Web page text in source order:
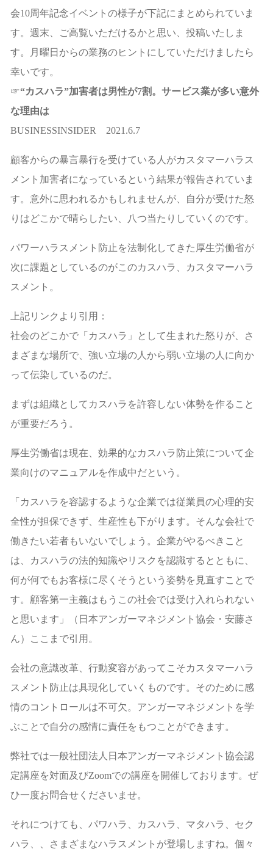
会10周年記念イベントの様子が下記にまとめられていま
す。週末、ご高覧いただけるかと思い、投稿いたしま
す。月曜日からの業務のヒントにしていただけましたら
幸いです。
☞“カスハラ”加害者は男性が7割。サービス業が多い意外
な理由は
BUSINESSINSIDER 2021.6.7
顧客からの暴言暴行を受けている人がカスタマーハラス
メント加害者になっているという結果が報告されていま
す。意外に思われるかもしれませんが、自分が受けた怒
りはどこかで晴らしたい、八つ当たりしていくのです。
パワーハラスメント防止を法制化してきた厚生労働省が
次に課題としているのがこのカスハラ、カスタマーハラ
スメント。
上記リンクより引用：
社会のどこかで「カスハラ」として生まれた怒りが、さ
まざまな場所で、強い立場の人から弱い立場の人に向か
って伝染しているのだ。
まずは組織としてカスハラを許容しない体勢を作ること
が重要だろう。
厚生労働省は現在、効果的なカスハラ防止策について企
業向けのマニュアルを作成中だという。
「カスハラを容認するような企業では従業員の心理的安
全性が担保できず、生産性も下がります。そんな会社で
働きたい若者もいないでしょう。企業がやるべきこと
は、カスハラの法的知識やリスクを認識するとともに、
何が何でもお客様に尽くそうという姿勢を見直すことで
す。顧客第一主義はもうこの社会では受け入れられない
と思います」（日本アンガーマネジメント協会・安藤さ
ん）ここまで引用。
会社の意識改革、行動変容があってこそカスタマーハラ
スメント防止は具現化していくものです。そのために感
情のコントロールは不可欠。アンガーマネジメントを学
ぶことで自分の感情に責任をもつことができます。
弊社では一般社団法人日本アンガーマネジメント協会認
定講座を対面及びZoomでの講座を開催しております。ぜ
ひ一度お問合せくださいませ。
それにつけても、パワハラ、カスハラ、マタハラ、セク
ハラ、、さまざまなハラスメントが登場しますね。個々